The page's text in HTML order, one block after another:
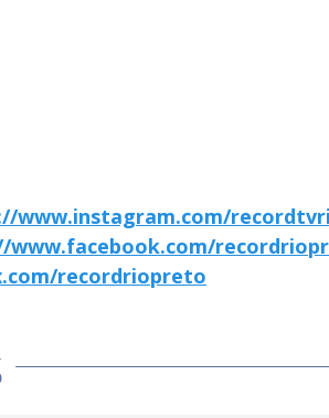
www.instagram.com/
www.facebook.com/
recordriopreto